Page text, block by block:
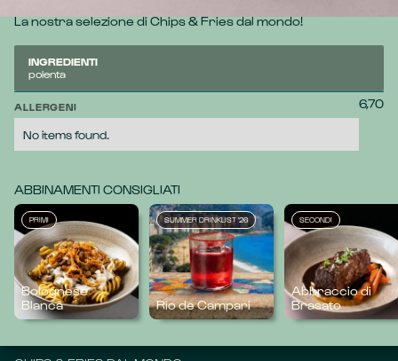
La nostra selezione di Chips & Fries dal mondo!
INGREDIENTI
polenta
ALLERGENI
No items found.
6,70
ABBINAMENTI CONSIGLIATI
PRIMI
Bolognese
Blanca
SUMMER DRINKLIST '26
Rio de Campari
SECONDI
Abbraccio di
Brasato